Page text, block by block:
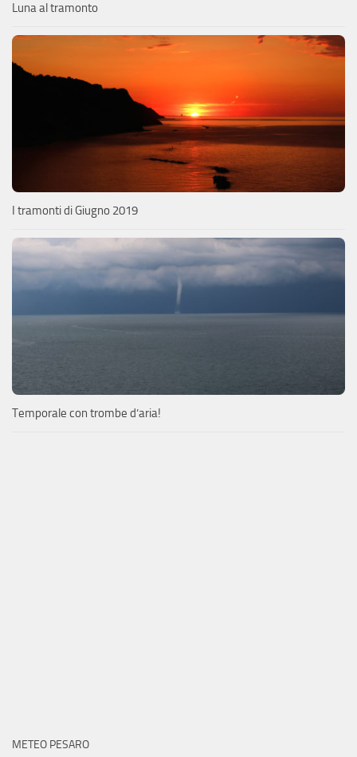
Luna al tramonto
I tramonti di Giugno 2019
Temporale con trombe d’aria!
METEO PESARO